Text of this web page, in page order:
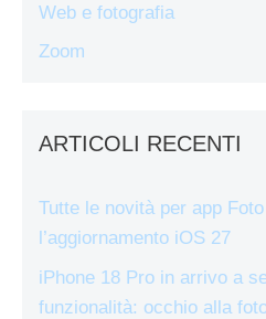
Web e fotografia
Zoom
ARTICOLI RECENTI
Tutte le novità per app
l’aggiornamento iOS 27
iPhone 18 Pro in arrivo a
funzionalità: occhio alla